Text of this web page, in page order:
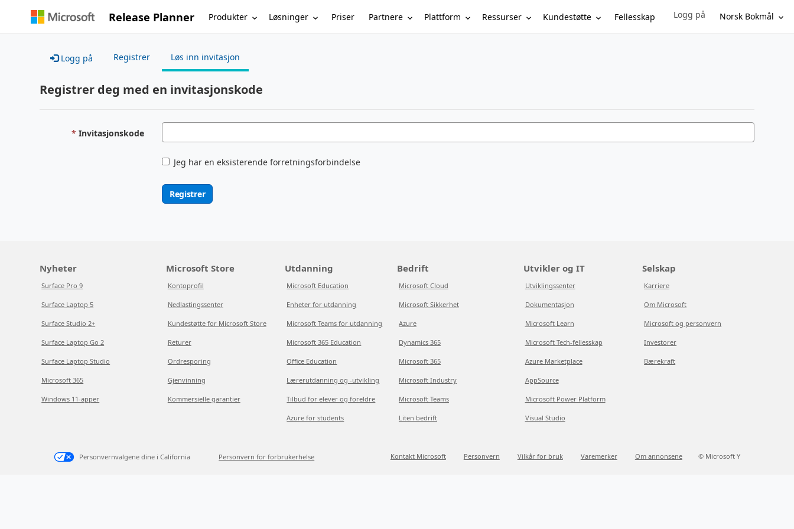
Release Planner Produkter Løsninger Priser Partnere Plattform Ressurser Kundestøtte Fellesskap Sign in to your account
Logg på Norsk Bokmål
Logg på Registrer Løs inn invitasjon
Registrer deg med en invitasjonskode
Invitasjonskode
Jeg har en eksisterende forretningsforbindelse
Registrer
Nyheter
Surface Pro 9
Surface Laptop 5
Surface Studio 2+
Surface Laptop Go 2
Surface Laptop Studio
Microsoft 365
Windows 11-apper
Microsoft Store
Kontoprofil
Nedlastingssenter
Kundestøtte for Microsoft Store
Returer
Ordresporing
Gjenvinning
Kommersielle garantier
Utdanning
Microsoft Education
Enheter for utdanning
Microsoft Teams for utdanning
Microsoft 365 Education
Office Education
Lærerutdanning og -utvikling
Tilbud for elever og foreldre
Azure for students
Bedrift
Microsoft Cloud
Microsoft Sikkerhet
Azure
Dynamics 365
Microsoft 365
Microsoft Industry
Microsoft Teams
Liten bedrift
Utvikler og IT
Utviklingssenter
Dokumentasjon
Microsoft Learn
Microsoft Tech-fellesskap
Azure Marketplace
AppSource
Microsoft Power Platform
Visual Studio
Selskap
Karriere
Om Microsoft
Microsoft og personvern
Investorer
Bærekraft
Personvernvalgene dine i California Personvern for forbrukerhelse Kontakt Microsoft Personvern Vilkår for bruk Varemerker Om annonsene © Microsoft Y